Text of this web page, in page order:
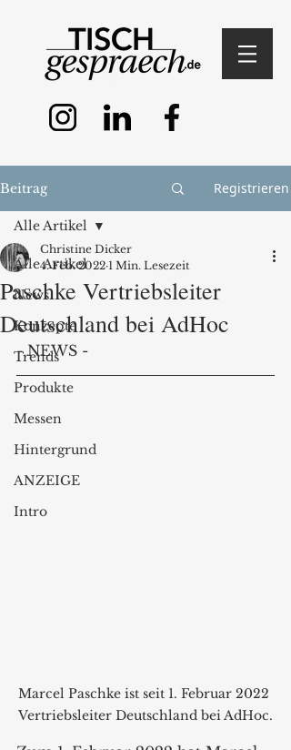
Beitrag Registrieren
Alle Artikel
News
Konzepte
Trends
Produkte
Messen
Hintergrund
ANZEIGE
Intro
Alle Artikel
Paschke Vertriebsleiter
Deutschland bei AdHoc
Christine Dicker
4. Feb. 2022 1 Min. Lesezeit
- NEWS -
Marcel Paschke ist seit 1. Februar 2022
Vertriebsleiter Deutschland bei AdHoc.